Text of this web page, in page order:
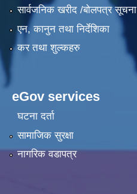
सार्वजनिक खरीद /बोलपत्र सूचना
एन, कानुन तथा निर्देशिका
कर तथा शुल्कहरु
eGov services
घटना दर्ता
सामाजिक सुरक्षा
नागरिक वडापत्र